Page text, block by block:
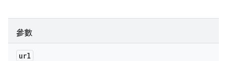
參數
url